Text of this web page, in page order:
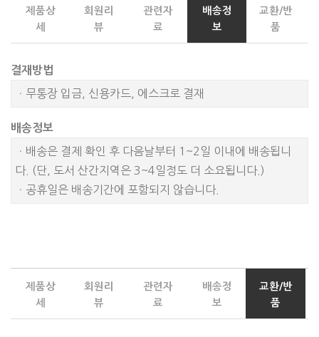
제품상
세
회원리
뷰
관련자
료
배송정
보
교환/반
품
결재방법
ㆍ무통장 입금, 신용카드, 에스크로 결재
배송정보
ㆍ배송은 결제 확인 후 다음날부터 1~2일 이내에 배송됩니
다. (단, 도서 산간지역은 3~4일정도 더 소요됩니다.)
ㆍ공휴일은 배송기간에 포함되지 않습니다.
제품상
세
회원리
뷰
관련자
료
배송정
보
교환/반
품